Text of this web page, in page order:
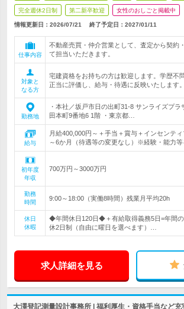
完全週休2日制 第二新卒歓迎 女性のおしごと掲載中
情報更新日：2026/07/21 終了予定日： 2027/01/11
仕事内容
不動産売買・仲介営業として、査定から契約
て担当いただきます。
対象と
なる方
宅建資格をお持ちの方は歓迎します。学歴不
正当に評価し、給与・待遇に反映いたします。
勤務地
・本社／坂戸市日の出町31-8 サンライズプラ
田本町9番地6 1階 ・東京都…
給与
月給400,000円～＋手当＋賞与＋インセンテ
～6か月（待遇等の変更なし）※経験・能力等
初年度
年収
700万円～3000万円
勤務
時間
9:00～18:00（実働8時間）残業月平均20h
休日
休暇
◆年間休日120日◆＋有給取得義務5日=年間の
休2日制（自由に曜日を選べます）…
求人詳細を見る
大澤登記測量設計事務所 | 福利厚生・資格手当など